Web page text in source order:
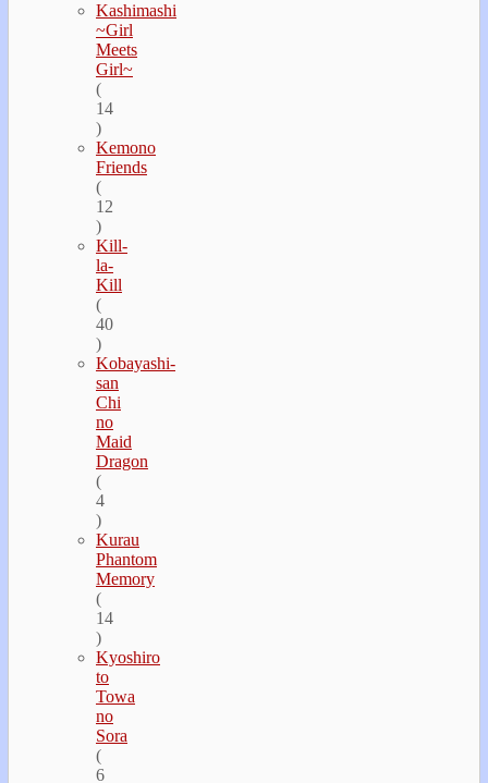
Kashimashi
~Girl
Meets
Girl~
(
14
)
Kemono
Friends
(
12
)
Kill-
la-
Kill
(
40
)
Kobayashi-
san
Chi
no
Maid
Dragon
(
4
)
Kurau
Phantom
Memory
(
14
)
Kyoshiro
to
Towa
no
Sora
(
6